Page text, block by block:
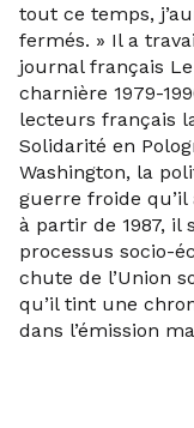
tout ce temps,
fermés. » Il a
journal français
charnière 1979-
lecteurs français
Solidarité en
Washington, la
guerre froide
à partir de 1987, il
processus socio-
chute de l’Union
qu’il tint une
dans l’émission